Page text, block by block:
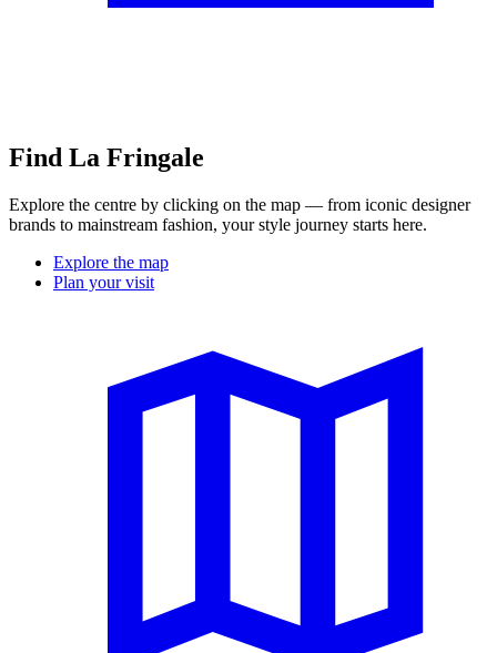
Find La Fringale
Explore the centre by clicking on the map — from iconic designer
brands to mainstream fashion, your style journey starts here.
Explore the map
Plan your visit